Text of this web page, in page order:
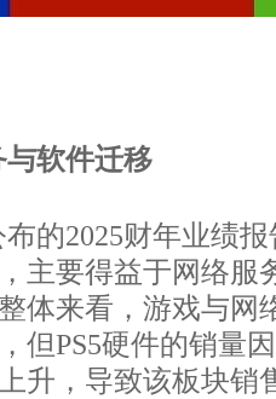
软件迁移
的2025财年业绩
主要得益于网络服
体来看，游戏与网
但PS5硬件的销量
升，导致该板块销